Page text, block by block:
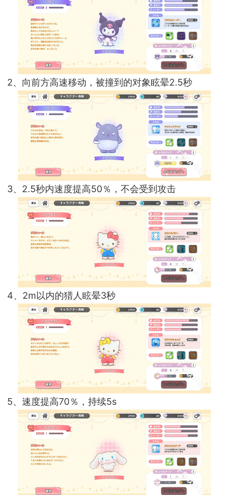
2、向前方高速移动，被撞到的对象眩晕2.5秒
3、2.5秒内速度提高50％，不会受到攻击
4、2m以内的猎人眩晕3秒
5、速度提高70％，持续5s